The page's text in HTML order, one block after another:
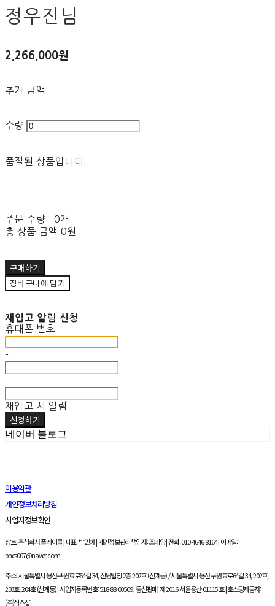
정우진님
2,266,000원
추가 금액
수량
품절된 상품입니다.
주문 수량
0개
총 상품 금액 0원
구매하기
장바구니에 담기
재입고 알림 신청
휴대폰 번호
-
-
재입고 시 알림
신청하기
네이버 블로그
이용약관
개인정보처리방침
사업자정보확인
상호: 주식회사 플레이몰 | 대표: 박민아 | 개인정보관리책임자: 조태양 | 전화: 010-4646-8164 | 이메일:
bnes007@naver.com
주소: 서울특별시 용산구 원효로64길 34, 신원빌딩 2층 202호 (신계동) / 서울특별시 용산구 원효로64길 34, 202호,
203호, 204호 (신계동) | 사업자등록번호:518-88-00509| 통신판매:제 2016-서울용산-01115 호| 호스팅제공자:
(주)식스샵